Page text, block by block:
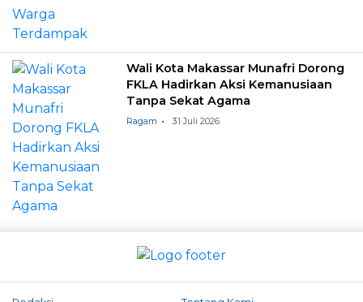
Wali Kota Makassar Munafri Dorong
FKLA Hadirkan Aksi Kemanusiaan
Tanpa Sekat Agama
Ragam 31 Juli 2026